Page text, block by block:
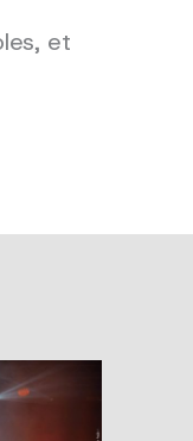
et